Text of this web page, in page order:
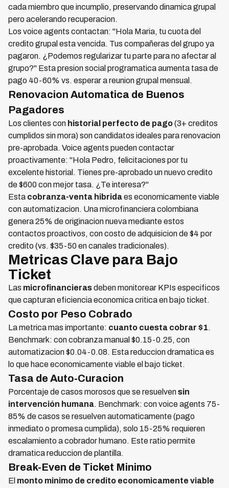
cada miembro que incumplio, preservando dinamica grupal
pero acelerando recuperacion.
Los voice agents contactan: "Hola Maria, tu cuota del
credito grupal esta vencida. Tus compañeras del grupo ya
pagaron. ¿Podemos regularizar tu parte para no afectar al
grupo?" Esta presion social programatica aumenta tasa de
pago 40-60% vs. esperar a reunion grupal mensual.
Renovacion Automatica de Buenos
Pagadores
Los clientes con historial perfecto de pago(3+ creditos
cumplidos sin mora) son candidatos ideales para renovacion
pre-aprobada. Voice agents pueden contactar
proactivamente: "Hola Pedro, felicitaciones por tu
excelente historial. Tienes pre-aprobado un nuevo credito
de $600 con mejor tasa. ¿Te interesa?"
Esta cobranza-venta hibridaes economicamente viable
con automatizacion. Una microfinanciera colombiana
genera 25% de originacion nueva mediante estos
contactos proactivos, con costo de adquisicion de $4 por
credito (vs. $35-50 en canales tradicionales).
Metricas Clave para Bajo
Ticket
Las microfinancierasdeben monitorear KPIs especificos
que capturan eficiencia economica critica en bajo ticket.
Costo por Peso Cobrado
La metrica mas importante: cuanto cuesta cobrar $1.
Benchmark: con cobranza manual $0.15-0.25, con
automatizacion $0.04-0.08. Esta reduccion dramatica es
lo que hace economicamente viable el bajo ticket.
Tasa de Auto-Curacion
Porcentaje de casos morosos que se resuelvensin
intervención humana. Benchmark: con voice agents 75-
85% de casos se resuelven automaticamente (pago
inmediato o promesa cumplida), solo 15-25% requieren
escalamiento a cobrador humano. Este ratio permite
dramatica reduccion de plantilla.
Break-Even de Ticket Minimo
El monto minimo de credito economicamente viable